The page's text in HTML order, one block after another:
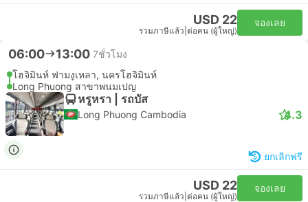
USD 22
รวมภาษีแล้ว ต่อคน (ผู้ใหญ่)
จองเลย
06:00 13:00 7ชั่วโมง
โฮจิมินห์ ฟามงูเหลา, นครโฮจิมินห์
Long Phuong สาขาพนมเปญ
หรูหรา | รถบัส
Long Phuong Cambodia 4.3
ยกเลิกฟรี
USD 22
รวมภาษีแล้ว ต่อคน (ผู้ใหญ่)
จองเลย